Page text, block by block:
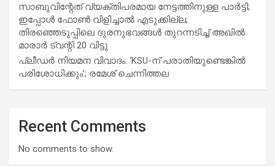
സാബുവിന്റേത് വ്യക്തിപരമായ നേട്ടത്തിനുള്ള പാര്‍ട്ടി;
ഇപ്പോള്‍ ഫോണ്‍ വിളിച്ചാല്‍ എടുക്കില്ല;
തിരഞ്ഞെടുപ്പിലെ ദുരനുഭവങ്ങള്‍ തുറന്നടിച്ച് അഖില്‍
മാരാര്‍ ട്വന്റി 20 വിട്ടു
പ്ലീഡർ നിയമന വിവാദം: ‘KSU-ന് പരാതിയുണ്ടെങ്കിൽ
പരിശോധിക്കും’; രമേശ് ചെന്നിത്തല
Recent Comments
No comments to show.